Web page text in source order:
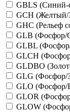
GBLS (Синий-
GCH (Желтый/
GHC (Рельеф
GLB (Фосфор/
GLBL
GLCH
GLDBO
GLG (Фосфор/
GLO (Фосфор/
GLOR
GLOW